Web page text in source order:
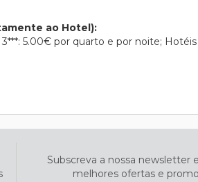
ao Hotel):
5.00€ por quarto e por noite;
Subscreva a nossa newsletter
melhores ofertas e